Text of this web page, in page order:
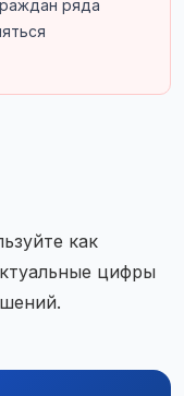
ряда
как
цифры